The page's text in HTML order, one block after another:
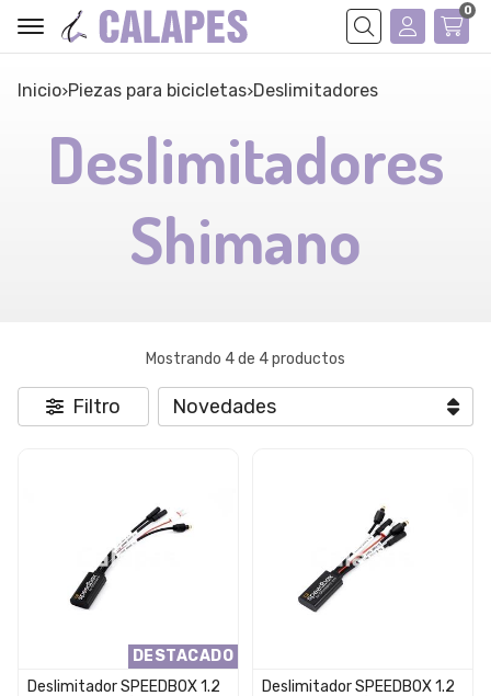
Buscar
0
Inicio piezas para bicicletas deslimitadores
Deslimitadores
Shimano
Mostrando 4 de 4 productos
Filtro
DESTACADO
Deslimitador SPEEDBOX 1.2
Deslimitador SPEEDBOX 1.2